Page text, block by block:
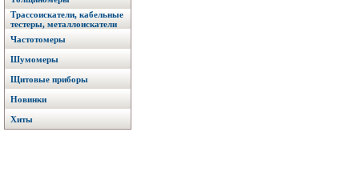
Трассоискатели, кабельные
тестеры, металлоискатели
Частотомеры
Шумомеры
Щитовые приборы
Новинки
Хиты